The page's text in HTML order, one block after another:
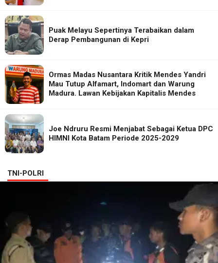
Puak Melayu Sepertinya Terabaikan dalam
Derap Pembangunan di Kepri
Ormas Madas Nusantara Kritik Mendes Yandri
Mau Tutup Alfamart, Indomart dan Warung
Madura. Lawan Kebijakan Kapitalis Mendes
Joe Ndruru Resmi Menjabat Sebagai Ketua DPC
HIMNI Kota Batam Periode 2025-2029
TNI-POLRI